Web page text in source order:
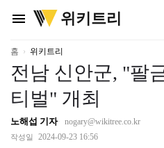
menu
위
키
리
위키트리
홈 위키트리
전남 신안군, "팔
티벌" 개최
노해섭 기자 nogary@wikitree.co.kr
작성일 2024-09-23 16:56